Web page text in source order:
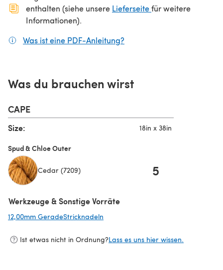
enthalten (siehe unsere Lieferseite(öffnet sich in
für weitere
Informationen).
Was ist eine PDF-Anleitung?
Was du brauchen wirst
CAPE
Size: 18in x 38in
Spud & Chloe Outer
Cedar (7209) 5
Werkzeuge & Sonstige Vorräte
12,00mm GeradeStricknadeln
Ist etwas nicht in Ordnung?Lass es uns hier wissen.